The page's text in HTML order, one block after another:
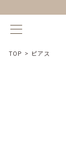
TOP > ピアス